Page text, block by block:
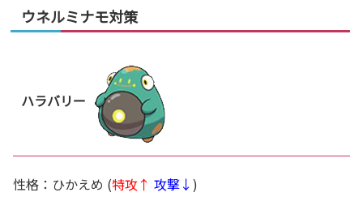
ウネルミナモ対策
ハラバリー
性格：ひかえめ (特攻↑ 攻撃↓ )